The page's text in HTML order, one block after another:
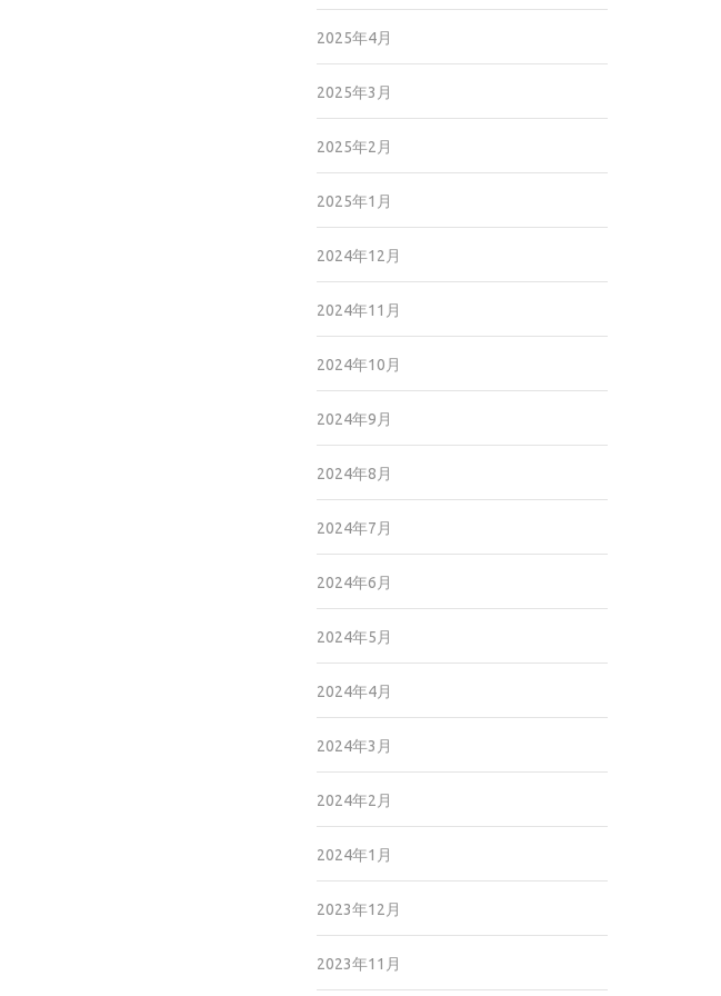
2025年4月
2025年3月
2025年2月
2025年1月
2024年12月
2024年11月
2024年10月
2024年9月
2024年8月
2024年7月
2024年6月
2024年5月
2024年4月
2024年3月
2024年2月
2024年1月
2023年12月
2023年11月